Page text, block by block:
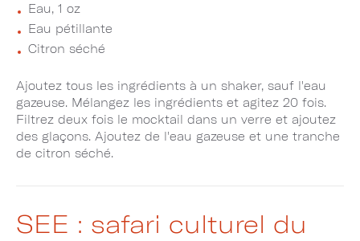
Eau, 1 oz
Eau pétillante
Citron séché
Ajoutez tous les ingrédients à un shaker, sauf l'eau
gazeuse. Mélangez les ingrédients et agitez 20 fois.
Filtrez deux fois le mocktail dans un verre et ajoutez
des glaçons. Ajoutez de l'eau gazeuse et une tranche
de citron séché.
SEE : safari culturel du